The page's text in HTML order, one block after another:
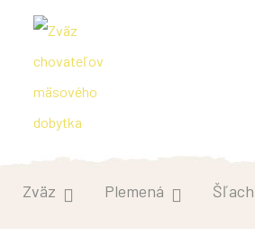
Zväz Plemená